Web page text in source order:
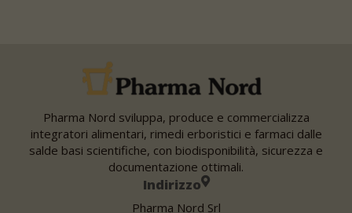
Pharma Nord sviluppa, produce e commercializza
integratori alimentari, rimedi erboristici e farmaci dalle
salde basi scientifiche, con biodisponibilità, sicurezza e
documentazione ottimali.
Indirizzo
Pharma Nord Srl